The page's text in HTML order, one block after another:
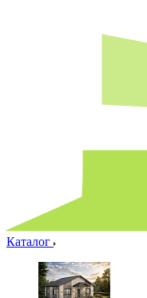
Каталог